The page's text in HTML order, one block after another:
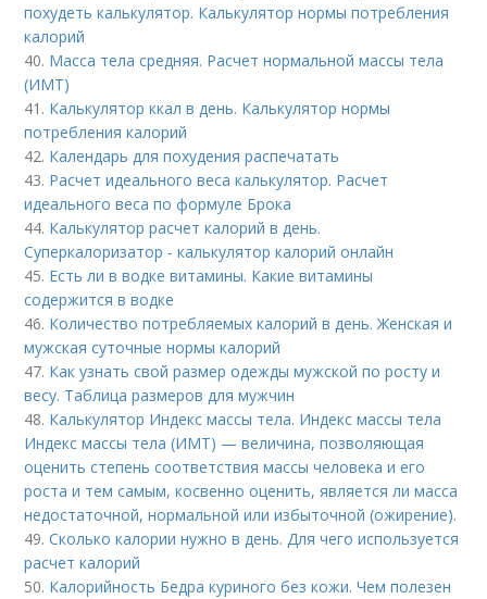
похудеть калькулятор. Калькулятор нормы потребления
калорий
40. Масса тела средняя. Расчет нормальной массы тела
(ИМТ)
41. Калькулятор ккал в день. Калькулятор нормы
потребления калорий
42. Календарь для похудения распечатать
43. Расчет идеального веса калькулятор. Расчет
идеального веса по формуле Брока
44. Калькулятор расчет калорий в день.
Суперкалоризатор - калькулятор калорий онлайн
45. Есть ли в водке витамины. Какие витамины
содержится в водке
46. Количество потребляемых калорий в день. Женская и
мужская суточные нормы калорий
47. Как узнать свой размер одежды мужской по росту и
весу. Таблица размеров для мужчин
48. Калькулятор Индекс массы тела. Индекс массы тела
Индекс массы тела (ИМТ) — величина, позволяющая
оценить степень соответствия массы человека и его
роста и тем самым, косвенно оценить, является ли масса
недостаточной, нормальной или избыточной (ожирение).
49.Сколько калории нужно в день. Для чего используется
расчет калорий
50. Калорийность Бедра куриного без кожи. Чем полезен